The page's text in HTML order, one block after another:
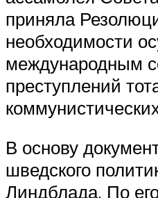
приняла
необходимости
международным
преступлений
В основу
шведского
Линдблада. По